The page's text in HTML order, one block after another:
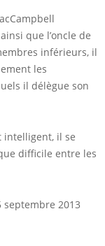
que l’oncle de
inférieurs, il
les
il délègue son
intelligent, il se
difficile entre les
2013